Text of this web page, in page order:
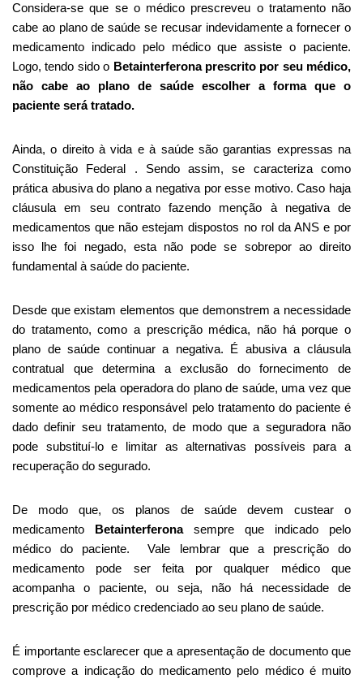
Considera-se que se o médico prescreveu o tratamento não
cabe ao plano de saúde se recusar indevidamente a fornecer o
medicamento indicado pelo médico que assiste o paciente.
Logo, tendo sido o Betainterferonaprescrito por seu médico,
não cabe ao plano de saúde escolher a forma que o
paciente será tratado.
Ainda, o direito à vida e à saúde são garantias expressas na
Constituição Federal . Sendo assim, se caracteriza como
prática abusiva do plano a negativa por esse motivo. Caso haja
cláusula em seu contrato fazendo menção à negativa de
medicamentos que não estejam dispostos no rol da ANS e por
isso lhe foi negado, esta não pode se sobrepor ao direito
fundamental à saúde do paciente.
Desde que existam elementos que demonstrem a necessidade
do tratamento, como a prescrição médica, não há porque o
plano de saúde continuar a negativa. É abusiva a cláusula
contratual que determina a exclusão do fornecimento de
medicamentos pela operadora do plano de saúde, uma vez que
somente ao médico responsável pelo tratamento do paciente é
dado definir seu tratamento, de modo que a seguradora não
pode substituí-lo e limitar as alternativas possíveis para a
recuperação do segurado.
De modo que, os planos de saúde devem custear o
medicamento Betainterferonasempre que indicado pelo
médico do paciente. Vale lembrar que a prescrição do
medicamento pode ser feita por qualquer médico que
acompanha o paciente, ou seja, não há necessidade de
prescrição por médico credenciado ao seu plano de saúde.
É importante esclarecer que a apresentação de documento que
comprove a indicação do medicamento pelo médico é muito